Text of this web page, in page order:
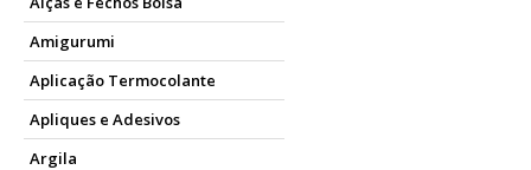
Amigurumi
Aplicação Termocolante
Apliques e Adesivos
Argila